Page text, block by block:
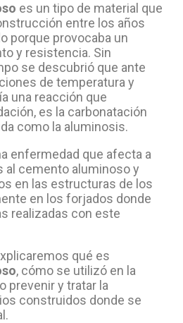
es un tipo de material que
entre los años
porque provocaba un
y resistencia. Sin
se descubrió que ante
de temperatura y
una reacción que
es la carbonatación
como la aluminosis.
enfermedad que afecta a
al cemento aluminoso y
en las estructuras de los
en los forjados donde
realizadas con este
qué es
, cómo se utilizó en la
prevenir y tratar la
construidos donde se